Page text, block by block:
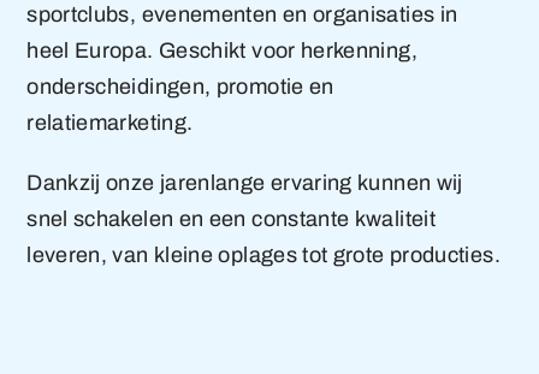
sportclubs, evenementen en organisaties in
heel Europa. Geschikt voor herkenning,
onderscheidingen, promotie en
relatiemarketing.
Dankzij onze jarenlange ervaring kunnen wij
snel schakelen en een constante kwaliteit
leveren, van kleine oplages tot grote producties.